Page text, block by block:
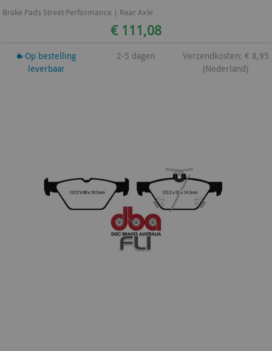
Brake Pads Street Performance | Rear Axle
€ 111,08
Op bestelling
leverbaar
2-5 dagen
Verzendkosten: € 8,95
(Nederland)